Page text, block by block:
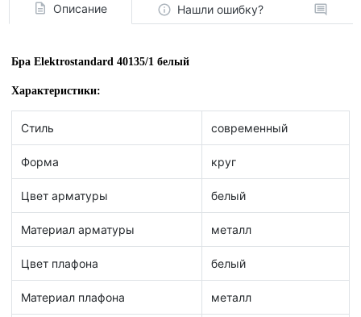
Описание Нашли ошибку?
Бра Elektrostandard 40135/1 белый
Характеристики:
Стиль современный
Форма круг
Цвет арматуры белый
Материал арматуры металл
Цвет плафона белый
Материал плафона металл